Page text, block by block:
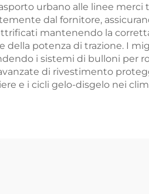
urbano alle linee
dal fornitore,
mantenendo la
della potenza di trazione. I
i sistemi di bulloni per
di rivestimento
e i cicli gelo-disgelo nei